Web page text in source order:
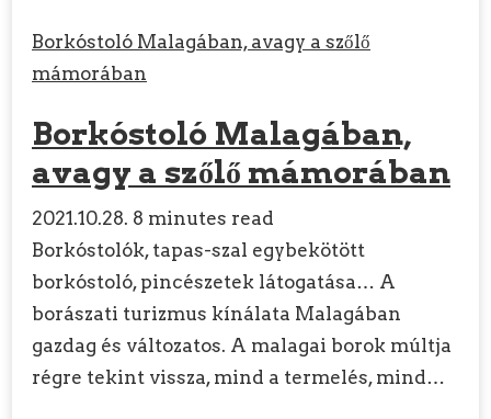
Borkóstoló Malagában, avagy a szőlő
mámorában
Borkóstoló Malagában,
avagy a szőlő mámorában
2021.10.28. 8 minutes read
Borkóstolók, tapas-szal egybekötött
borkóstoló, pincészetek látogatása… A
borászati ​​turizmus kínálata Malagában
gazdag és változatos. A malagai borok múltja
régre tekint vissza, mind a termelés, mind…